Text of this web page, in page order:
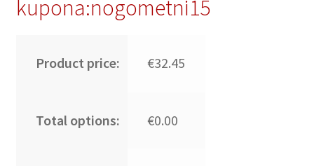
kupona:nogometni15
Product price: €32.45
Total options: €0.00